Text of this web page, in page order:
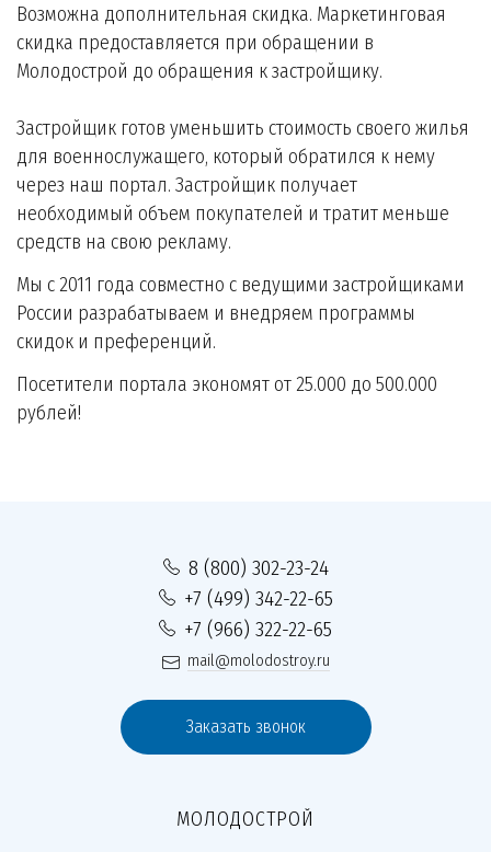
Возможна дополнительная скидка. Маркетинговая
скидка предоставляется при обращении в
Молодострой до обращения к застройщику.
Застройщик готов уменьшить стоимость своего жилья
для военнослужащего, который обратился к нему
через наш портал. Застройщик получает
необходимый объем покупателей и тратит меньше
средств на свою рекламу.
Мы с 2011 года совместно с ведущими застройщиками
России разрабатываем и внедряем программы
скидок и преференций.
Посетители портала экономят от 25.000 до 500.000
рублей!
8 (800) 302-23-24
+7 (499) 342-22-65
+7 (966) 322-22-65
mail@molodostroy.ru
Заказать звонок
МОЛОДОСТРОЙ